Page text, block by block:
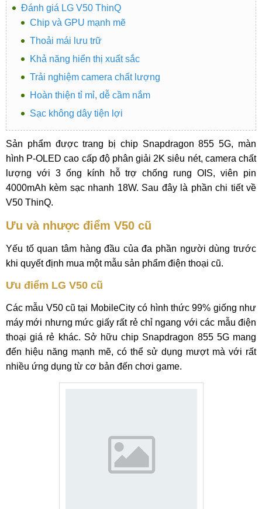
Đánh giá LG V50 ThinQ
Chip và GPU mạnh mẽ
Thoải mái lưu trữ
Khả năng hiển thị xuất sắc
Trải nghiệm camera chất lượng
Hoàn thiện tỉ mỉ, dễ cầm nắm
Sạc không dây tiện lợi
Sản phẩm được trang bị chip Snapdragon 855 5G, màn
hình P-OLED cao cấp độ phân giải 2K siêu nét, camera chất
lượng với 3 ống kính hỗ trợ chống rung OIS, viên pin
4000mAh kèm sạc nhanh 18W. Sau đây là phần chi tiết về
V50 ThinQ.
Ưu và nhược điểm V50 cũ
Yếu tố quan tâm hàng đầu của đa phần người dùng trước
khi quyết định mua một mẫu sản phẩm điện thoại cũ.
Ưu điểm LG V50 cũ
Các mẫu V50 cũ tại MobileCity có hình thức 99% giống như
máy mới nhưng mức giấy rất rẻ chỉ ngang với các mẫu điện
thoại giá rẻ khác. Sở hữu chip Snapdragon 855 5G mang
đến hiệu năng mạnh mẽ, có thể sử dụng mượt mà với rất
nhiều ứng dụng từ cơ bản đến chơi game.